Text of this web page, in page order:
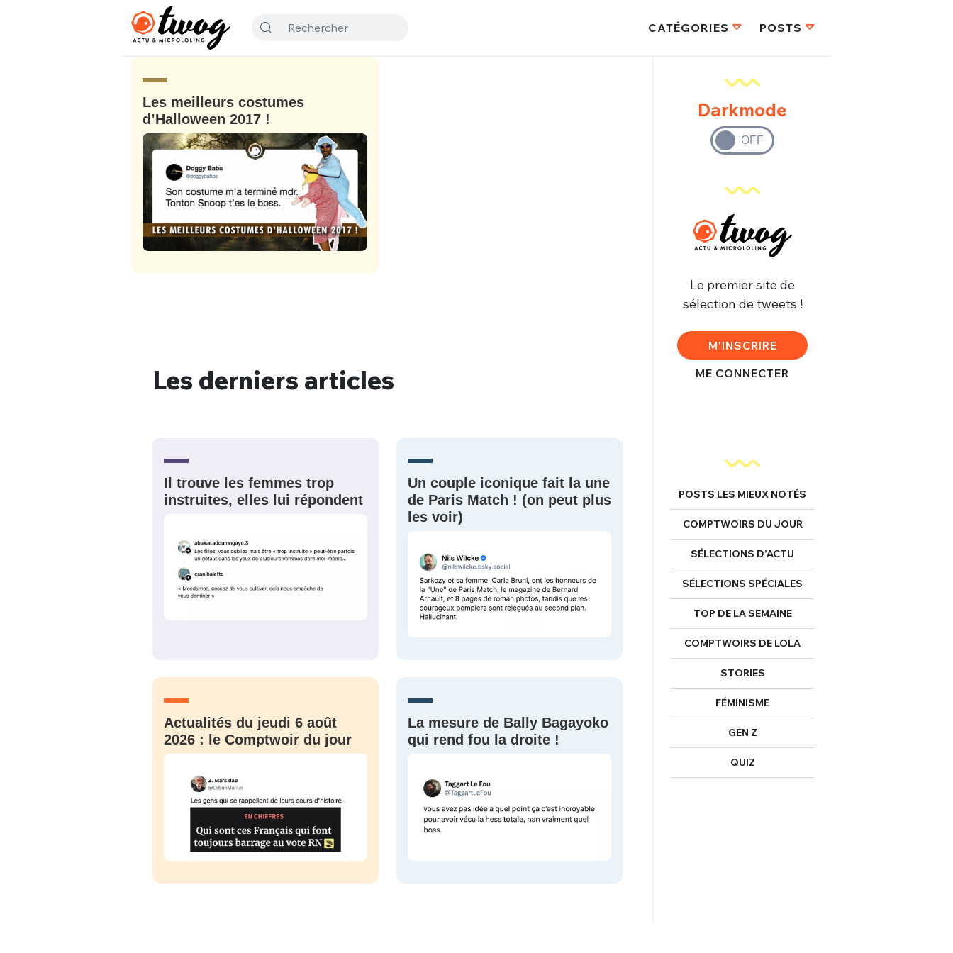
CATÉGORIES POSTS
Les meilleurs costumes
d’Halloween 2017 !
Les derniers articles
Il trouve les femmes trop
instruites, elles lui répondent
Un couple iconique fait la une
de Paris Match ! (on peut plus
les voir)
Actualités du jeudi 6 août
2026 : le Comptwoir du jour
La mesure de Bally Bagayoko
qui rend fou la droite !
Darkmode
Le premier site de
sélection de tweets !
M'INSCRIRE
ME CONNECTER
POSTS LES MIEUX NOTÉS
COMPTWOIRS DU JOUR
SÉLECTIONS D’ACTU
SÉLECTIONS SPÉCIALES
TOP DE LA SEMAINE
COMPTWOIRS DE LOLA
STORIES
FÉMINISME
GEN Z
QUIZ
FERMER
PSEUDO
PASSWORD*
PSEUDO
Mot de passe perdu ?
CONNEXION
VOTRE PARTICIPATION
Que souhaitez-vous proposer ?
Quelques
tweets
Ma propre
sélection
Un Thread
C'EST PARTI